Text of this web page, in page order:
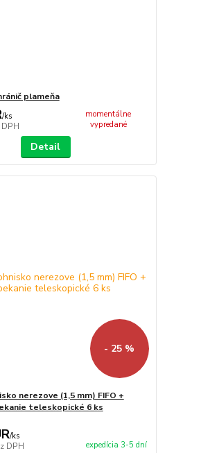
plameňa
/ks
momentálne
vypredané
Detail
- 25 %
nerezove (1,5 mm) FIFO +
teleskopické 6 ks
/ks
DPH expedícia 3-5 dní